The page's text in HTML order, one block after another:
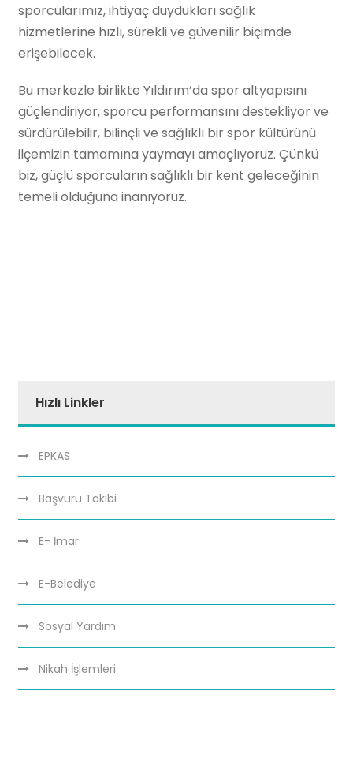
sporcularımız, ihtiyaç duydukları sağlık
hizmetlerine hızlı, sürekli ve güvenilir biçimde
erişebilecek.
Bu merkezle birlikte Yıldırım’da spor altyapısını
güçlendiriyor, sporcu performansını destekliyor ve
sürdürülebilir, bilinçli ve sağlıklı bir spor kültürünü
ilçemizin tamamına yaymayı amaçlıyoruz. Çünkü
biz, güçlü sporcuların sağlıklı bir kent geleceğinin
temeli olduğuna inanıyoruz.
Hızlı Linkler
EPKAS
Başvuru Takibi
E- İmar
E-Belediye
Sosyal Yardım
Nikah İşlemleri